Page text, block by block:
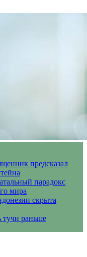
предсказал
парадокс
мира
скрыта
тучи раньше